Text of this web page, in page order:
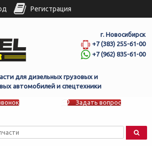
г. Новосибирск
+7 (383) 255-61-00
+7 (962) 835-61-00
для дизельных грузовых и
автомобилей и спецтехники
Задать вопрос
Регистрация